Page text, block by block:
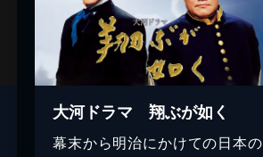
大河ドラマ 翔ぶが如く
幕末から明治にかけての日本の